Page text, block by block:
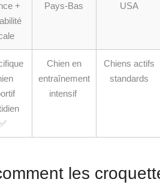
+
Pays-Bas USA
Chien en
entraînement
intensif ️
Chiens actifs
standards
les